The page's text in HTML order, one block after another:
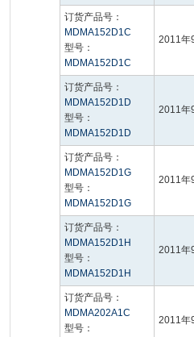
订货产品号：
MDMA152D1C
型号：
MDMA152D1C
2011年
订货产品号：
MDMA152D1D
型号：
MDMA152D1D
2011年
订货产品号：
MDMA152D1G
型号：
MDMA152D1G
2011年
订货产品号：
MDMA152D1H
型号：
MDMA152D1H
2011年
订货产品号：
MDMA202A1C
型号：
2011年